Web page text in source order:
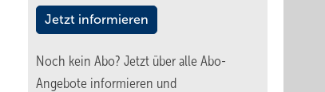
Jetzt informieren
Noch kein Abo? Jetzt über alle Abo-
Angebote informieren und